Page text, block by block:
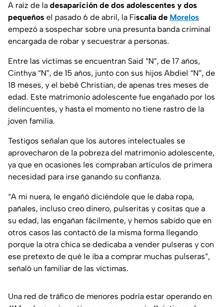
A raíz de la desaparición de dos adolescentes y dos
pequeños el pasado 6 de abril, la Fiscalía de Morelos
empezó a sospechar sobre una presunta banda criminal
encargada de robar y secuestrar a personas.
Entre las víctimas se encuentran Said “N”, de 17 años,
Cinthya “N”, de 15 años, junto con sus hijos Abdiel “N”, de
18 meses, y el bebé Christian, de apenas tres meses de
edad. Este matrimonio adolescente fue engañado por los
delincuentes, y hasta el momento no tiene rastro de la
joven familia.
Testigos señalan que los autores intelectuales se
aprovecharon de la pobreza del matrimonio adolescente,
ya que en ocasiones les compraban artículos de primera
necesidad para irse ganando su confianza.
“A mi nuera, le engañó diciéndole que le daba ropa,
pañales, incluso creo dinero, pulseritas y cositas que a
su edad, las engañan fácilmente, y hemos sabido que en
otros casos las contactó de la misma forma llegando
porque la otra chica se dedicaba a vender pulseras y con
ese pretexto de qué le iba a comprar muchas pulseras”,
señaló un familiar de las víctimas.
Una red de tráfico de menores podría estar operando en